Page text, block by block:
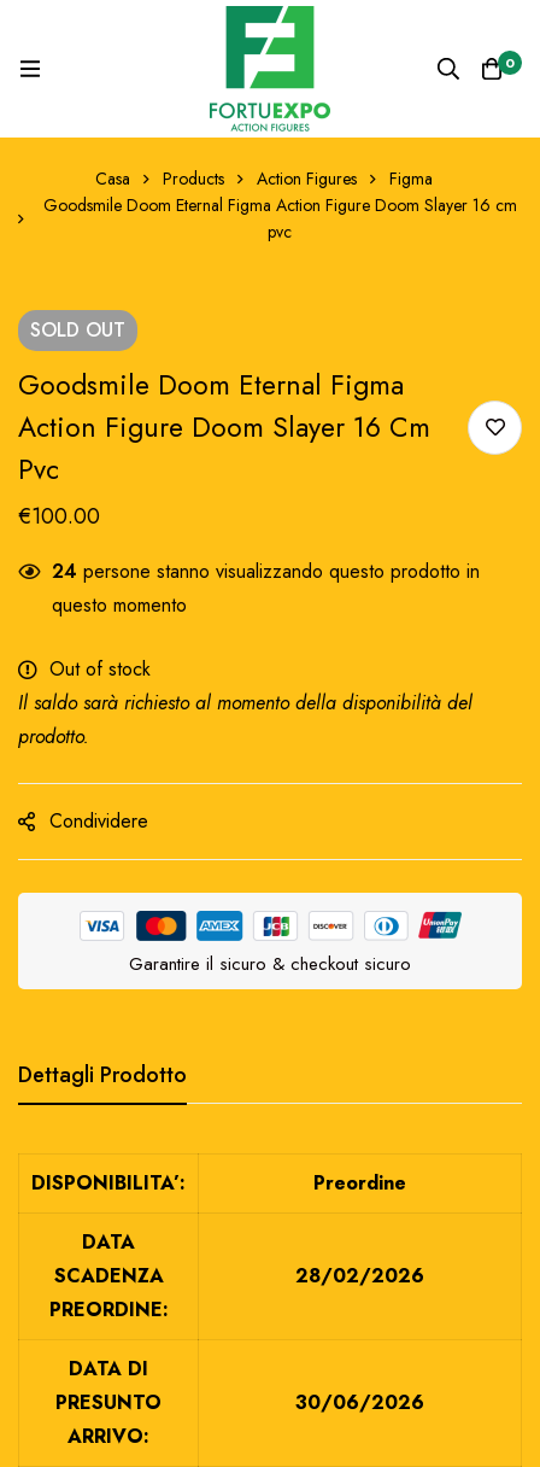
0
Casa Products Action Figures
Figma
Goodsmile Doom Eternal Figma Action Figure Doom Slayer 16 cm
pvc
SOLD OUT
Goodsmile Doom Eternal Figma
Action Figure Doom Slayer 16 Cm
Pvc
€100.00
24 persone stanno visualizzando questo prodotto in
questo momento
Out of stock
Il saldo sarà richiesto al momento della disponibilità del
prodotto.
Condividere
Garantire il sicuro & checkout sicuro
Dettagli Prodotto
DISPONIBILITA’: Preordine
DATA
SCADENZA
PREORDINE:
28/02/2026
DATA DI
PRESUNTO
ARRIVO:
30/06/2026